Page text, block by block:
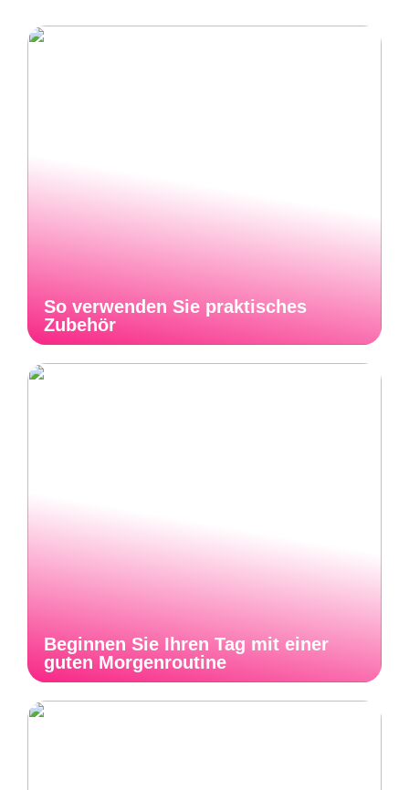
So verwenden Sie praktisches
Zubehör
Beginnen Sie Ihren Tag mit einer
guten Morgenroutine